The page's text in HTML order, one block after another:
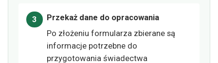
Przekaż dane do opracowania
Po złożeniu formularza zbierane są
informacje potrzebne do
przygotowania świadectwa